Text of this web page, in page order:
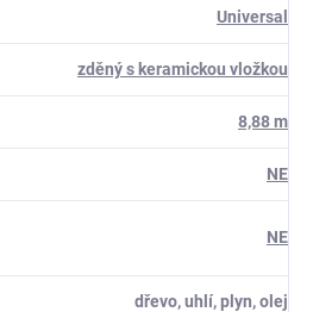
Universal
zděný s keramickou vložkou
8,88 m
NE
NE
dřevo, uhlí, plyn, olej